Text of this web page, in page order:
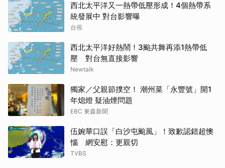
西北太平洋又一熱帶低壓形成！4個熱帶系
統發展中 對台影響曝
台視
西北太平洋好熱鬧！3颱共舞再添1熱帶低
壓 對台無直接影響
Newtalk
獨家／父親節撲空！ 潮州菜「永豐號」開1
年熄燈 疑油煙問題
EBC 東森新聞
伍婉華口誤「白沙屯颱風」！致歉認錯超懊
惱 網安慰：更親切
TVBS